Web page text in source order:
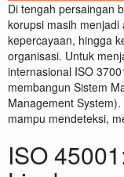
Di tengah persaingan
korupsi masih
kepercayaan, hingga
organisasi. Untuk
internasional ISO
membangun Sistem
Management
mampu mendeteksi,
ISO